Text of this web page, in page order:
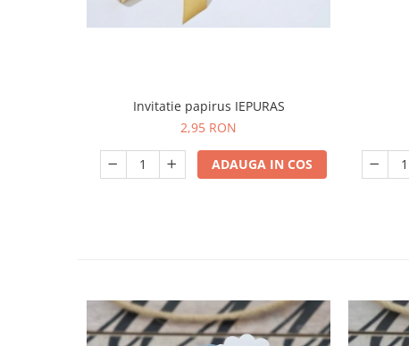
Invitatie papirus IEPURAS
2,95 RON
ADAUGA IN COS